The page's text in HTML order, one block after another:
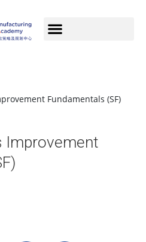
Fundamentals (SF)
Improvement